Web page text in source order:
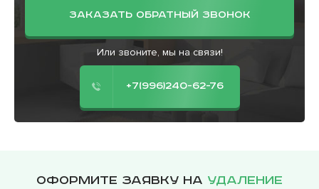
ЗАКАЗАТЬ ОБРАТНЫЙ ЗВОНОК
Или звоните, мы на связи!
+7(996)240-62-76
Оформите заявку на удаление